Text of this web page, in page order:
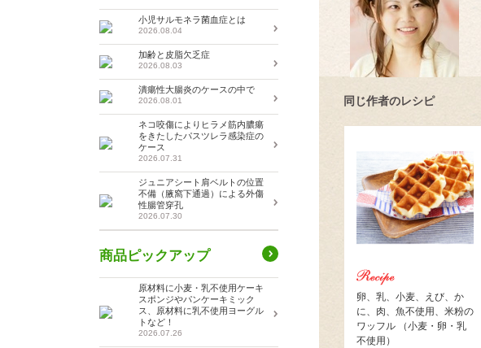
同じ作者のレシピ
卵、乳、小麦、えび、か
に、肉、魚不使用、米粉の
ワッフル （小麦・卵・乳
不使用）
小児サルモネラ菌血症とは
2026.08.04
加齢と皮脂欠乏症
2026.08.03
潰瘍性大腸炎のケースの中で
2026.08.01
ネコ咬傷によりヒラメ筋内膿瘍
をきたしたパスツレラ感染症の
ケース
2026.07.31
ジュニアシート肩ベルトの位置
不備（腋窩下通過）による外傷
性腸管穿孔
2026.07.30
商品ピックアップ
原材料に小麦・乳不使用ケーキ
スポンジやパンケーキミック
ス、原材料に乳不使用ヨーグル
トなど！
2026.07.26